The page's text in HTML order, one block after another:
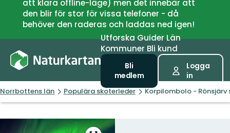
att klara offline-läge) men det innebär att
den blir för stor för vissa telefoner - då
behöver den raderas och laddas ned igen!
UtforskaGuiderLän
Kommuner Bli kund
Bli
medlem
Logga
in
Norrbottens län Populära skoterleder Korpilombolo - Rönsjärv